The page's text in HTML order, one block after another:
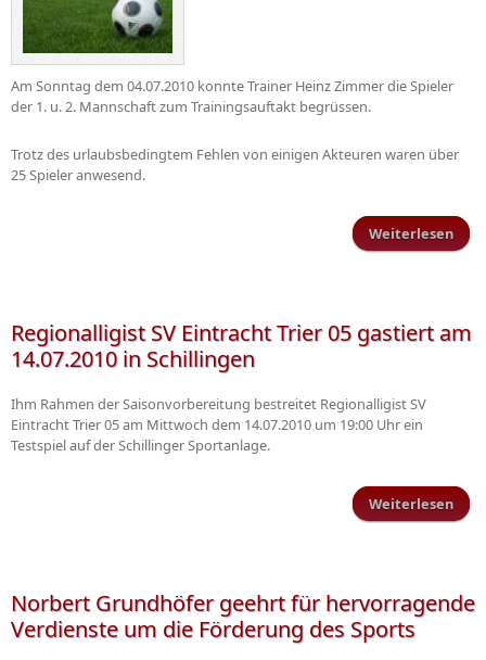
Am Sonntag dem 04.07.2010 konnte Trainer Heinz Zimmer die Spieler
der 1. u. 2. Mannschaft zum Trainingsauftakt begrüssen.
Trotz des urlaubsbedingtem Fehlen von einigen Akteuren waren über
25 Spieler anwesend.
Weiterlesen
Regionalligist SV Eintracht Trier 05 gastiert am
14.07.2010 in Schillingen
Ihm Rahmen der Saisonvorbereitung bestreitet Regionalligist SV
Eintracht Trier 05 am Mittwoch dem 14.07.2010 um 19:00 Uhr ein
Testspiel auf der Schillinger Sportanlage.
Weiterlesen
Norbert Grundhöfer geehrt für hervorragende
Verdienste um die Förderung des Sports